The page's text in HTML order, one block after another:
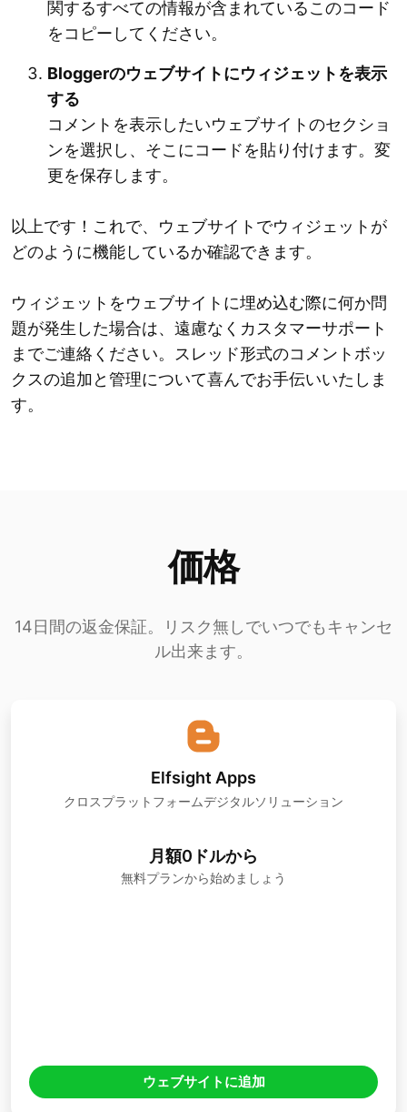
関するすべての情報が含まれているこのコード
をコピーしてください。
Bloggerのウェブサイトにウィジェットを表示
する
コメントを表示したいウェブサイトのセクショ
ンを選択し、そこにコードを貼り付けます。変
更を保存します。
以上です！これで、ウェブサイトでウィジェットが
どのように機能しているか確認できます。
ウィジェットをウェブサイトに埋め込む際に何か問
題が発生した場合は、遠慮なくカスタマーサポート
までご連絡ください。スレッド形式のコメントボッ
クスの追加と管理について喜んでお手伝いいたしま
す。
価格
14日間の返金保証。リスク無しでいつでもキャンセ
ル出来ます。
Elfsight Apps
クロスプラットフォームデジタルソリューション
月額0ドルから
無料プランから始めましょう
ウェブサイトに追加